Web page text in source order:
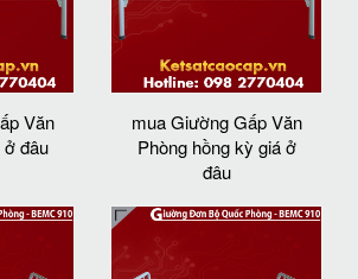
Văn
ở đâu
mua Giường Gấp Văn
Phòng hồng kỳ giá ở
đâu